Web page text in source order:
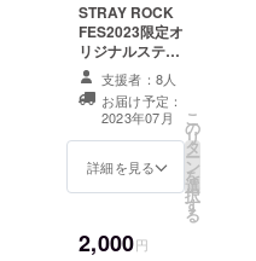
STRAY ROCK
FES2023限定オ
リジナルステッ
カー（1枚）
【ボスドッグ
バージョン】 オ
リジナルデザイ
ンのステッカー
（ボスドッグ
支援者：8人
お届け予定：
2023年07月
詳細を見る
こ
の
リ
タ
ー
ン
を
選
択
す
る
2,000円